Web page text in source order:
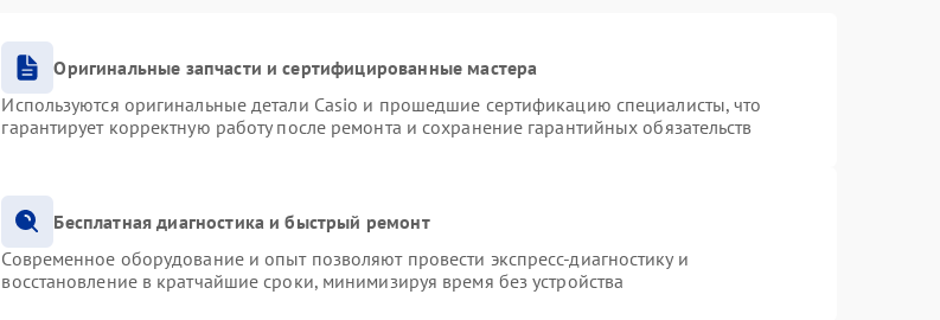
Оригинальные запчасти и сертифицированные мастера
Используются оригинальные детали Casio и прошедшие сертификацию специалисты, что
гарантирует корректную работу после ремонта и сохранение гарантийных обязательств
Бесплатная диагностика и быстрый ремонт
Современное оборудование и опыт позволяют провести экспресс-диагностику и
восстановление в кратчайшие сроки, минимизируя время без устройства